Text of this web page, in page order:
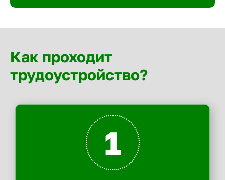
Как проходит
трудоустройство?
1